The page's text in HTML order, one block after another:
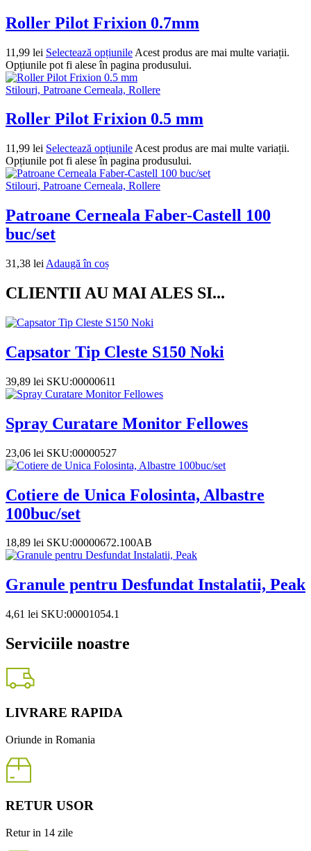
Roller Pilot Frixion 0.7mm
11,99 lei Selectează opțiunile Acest produs are mai multe variații.
Opțiunile pot fi alese în pagina produsului.
Stilouri, Patroane Cerneala, Rollere
Roller Pilot Frixion 0.5 mm
11,99 lei Selectează opțiunile Acest produs are mai multe variații.
Opțiunile pot fi alese în pagina produsului.
Stilouri, Patroane Cerneala, Rollere
Patroane Cerneala Faber-Castell 100
buc/set
31,38 lei Adaugă în coș
CLIENTII AU MAI ALES SI...
Capsator Tip Cleste S150 Noki
39,89 lei SKU:00000611
Spray Curatare Monitor Fellowes
23,06 lei SKU:00000527
Cotiere de Unica Folosinta, Albastre
100buc/set
18,89 lei SKU:00000672.100AB
Granule pentru Desfundat Instalatii, Peak
4,61 lei SKU:00001054.1
Serviciile noastre
LIVRARE RAPIDA
Oriunde in Romania
RETUR USOR
Retur in 14 zile